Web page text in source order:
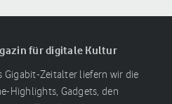
für digitale Kultur
Gigabit-Zeitalter liefern wir die
Highlights, Gadgets, den